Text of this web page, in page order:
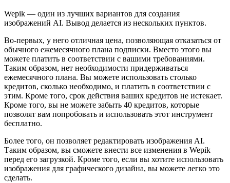
Wepik — один из лучших вариантов для создания
изображений AI. Вывод делается из нескольких пунктов.
Во-первых, у него отличная цена, позволяющая отказаться от
обычного ежемесячного плана подписки. Вместо этого вы
можете платить в соответствии с вашими требованиями.
Таким образом, нет необходимости придерживаться
ежемесячного плана. Вы можете использовать столько
кредитов, сколько необходимо, и платить в соответствии с
этим. Кроме того, срок действия ваших кредитов не истекает.
Кроме того, вы не можете забыть 40 кредитов, которые
позволят вам попробовать и использовать этот инструмент
бесплатно.
Более того, он позволяет редактировать изображения AI.
Таким образом, вы сможете внести все изменения в Wepik
перед его загрузкой. Кроме того, если вы хотите использовать
изображения для графического дизайна, вы можете легко это
сделать.